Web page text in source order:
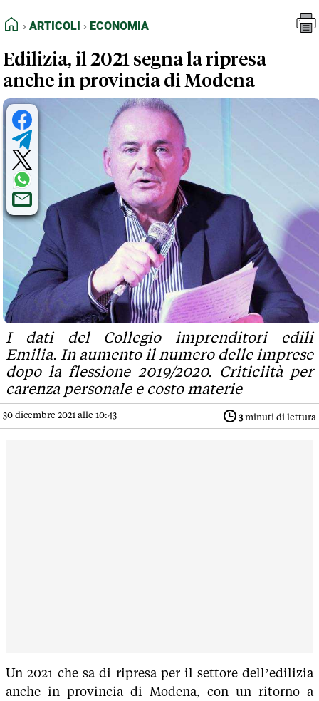
FEED RSS
NORMATIVE DEONTOLOGICHE
TERMINI e CONDIZIONI
HOME
ARTICOLI ECONOMIA
Edilizia, il 2021 segna la ripresa
anche in provincia di Modena
I dati del Collegio imprenditori edili
Emilia. In aumento il numero delle imprese
dopo la flessione 2019/2020. Criticiità per
carenza personale e costo materie
30 dicembre 2021 alle 10:43 3minuti di lettura
Un 2021 che sa di ripresa per il settore dell’edilizia
anche in provincia di Modena, con un ritorno a